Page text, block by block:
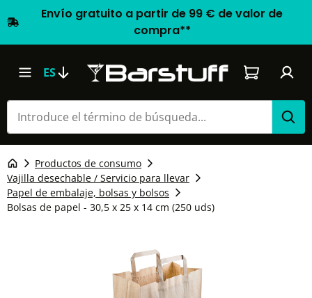
Envío gratuito a partir de 99 € de valor de
compra**
ES El carrito
Productos de consumo
Vajilla desechable / Servicio para llevar
Papel de embalaje, bolsas y bolsos
Bolsas de papel - 30,5 x 25 x 14 cm (250 uds)